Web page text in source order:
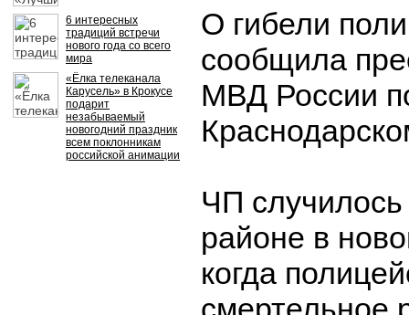
6 интересных
традиций встречи
нового года со всего
мира
«Ёлка телеканала
Карусель» в Крокусе
подарит
незабываемый
новогодний праздник
всем поклонникам
российской анимации
О гибели
сообщила
МВД России
ЧП
районе в
когда